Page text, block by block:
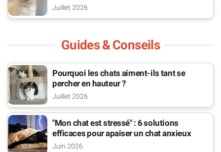
Juillet 2026
Guides & Conseils
Pourquoi les chats aiment-ils tant se
percher en hauteur ?
Juillet 2026
"Mon chat est stressé" : 6 solutions
efficaces pour apaiser un chat anxieux
Juin 2026